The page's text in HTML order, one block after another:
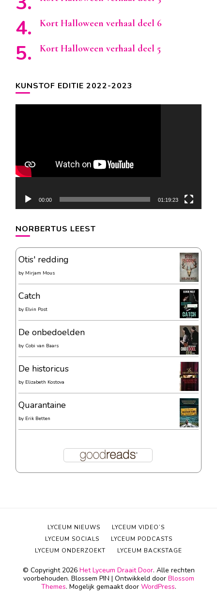
Kort Halloween verhaal deel 6
Kort Halloween verhaal deel 5
KUNSTOF EDITIE 2022-2023
00:00 01:19:23
NORBERTUS LEEST
Otis' redding
by Mirjam Mous
Catch
by Elvin Post
De onbedoelden
by Cobi van Baars
De historicus
by Elizabeth Kostova
Quarantaine
by Erik Betten
© Copyright 2026 Het Lyceum Draait Door. Alle rechten
voorbehouden. Blossem PIN | Ontwikkeld door Blossom
Themes. Mogelijk gemaakt door WordPress.
LYCEUM NIEUWS
LYCEUM VIDEO’S
LYCEUM SOCIALS
LYCEUM PODCASTS
LYCEUM ONDERZOEKT
LYCEUM BACKSTAGE